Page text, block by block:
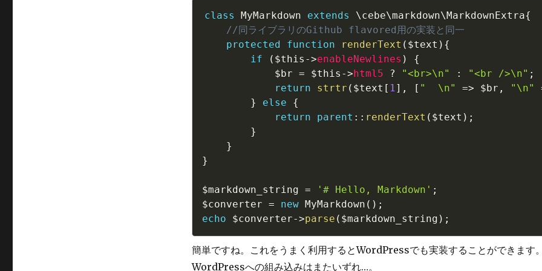
class MyMarkdown extends \cebe\markdown\MarkdownExtra{
//同ライブラリのGithub flavored用の実装と同一
protected
function renderText ( $text ) {
if
( $this ->enableNewlines )
{
$br = $this ->html5 ? "<br>\n" : "<br />\n" ;
return
strtr ( $text [ 1] , [ "  \n" => $br , "\n"
}
else
{
return
parent :: renderText ( $text ) ;
}
}
}
$markdown_string = '# Hello, Markdown' ;
$converter = new MyMarkdown ( ) ;
echo
$converter->parse ( $markdown_string ) ;
簡単ですね。これをうまく利用するとWordPressでも実装することができます。
WordPressへの組み込みはまたいずれ…。